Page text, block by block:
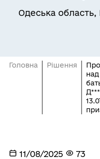
Одеська область,
Головна Рішення
11/08/2025 73